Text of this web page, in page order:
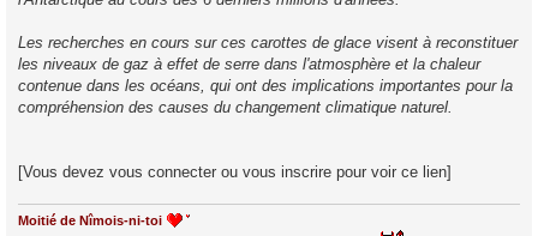
Les recherches en cours sur ces carottes de glace visent à reconstituer
les niveaux de gaz à effet de serre dans l'atmosphère et la chaleur
contenue dans les océans, qui ont des implications importantes pour la
compréhension des causes du changement climatique naturel.
[Vous devez vous connecter ou vous inscrire pour voir ce lien]
Moitié de Nîmois-ni-toi